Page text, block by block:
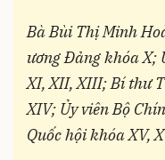
Bà Bùi Thị Minh
ương Đảng khóa X;
XI, XII, XIII;Bí thư
XIV; Ủy viên Bộ
Quốc hội khóa XV,